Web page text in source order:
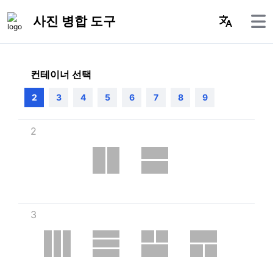
사진 병합 도구
컨테이너 선택
2 3 4 5 6 7 8 9
2
3